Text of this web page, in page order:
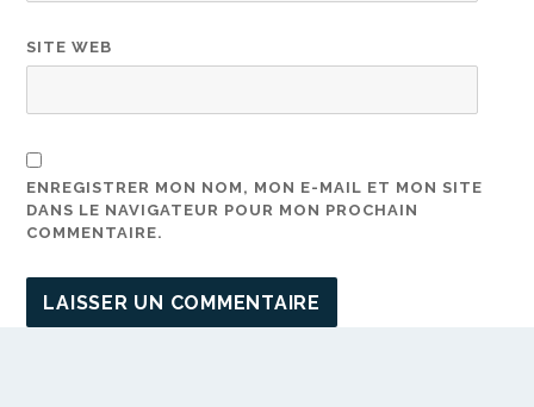
SITE WEB
ENREGISTRER MON NOM, MON E-MAIL ET MON SITE
DANS LE NAVIGATEUR POUR MON PROCHAIN
COMMENTAIRE.